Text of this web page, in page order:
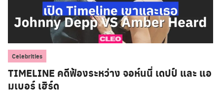
Celebrities
TIMELINE คดีฟ้องระหว่าง จอห์นนี่ เดปป์ และ แอ
มเบอร์ เฮิร์ด